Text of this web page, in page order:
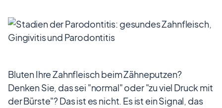
Bluten Ihre Zahnfleisch beim Zähneputzen?
Denken Sie, das sei "normal" oder "zu viel Druck mit
der Bürste"? Das ist es nicht. Es ist ein Signal, das